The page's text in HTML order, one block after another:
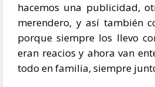
hacemos una publicidad,
merendero, y así también
porque siempre los llevo
eran reacios y ahora van
todo en familia, siempre